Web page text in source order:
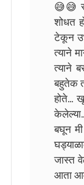
😅😅
शोधत
टेकून
त्याने
त्याने
बहुतेक
होते...
बघून
जास्त
आता